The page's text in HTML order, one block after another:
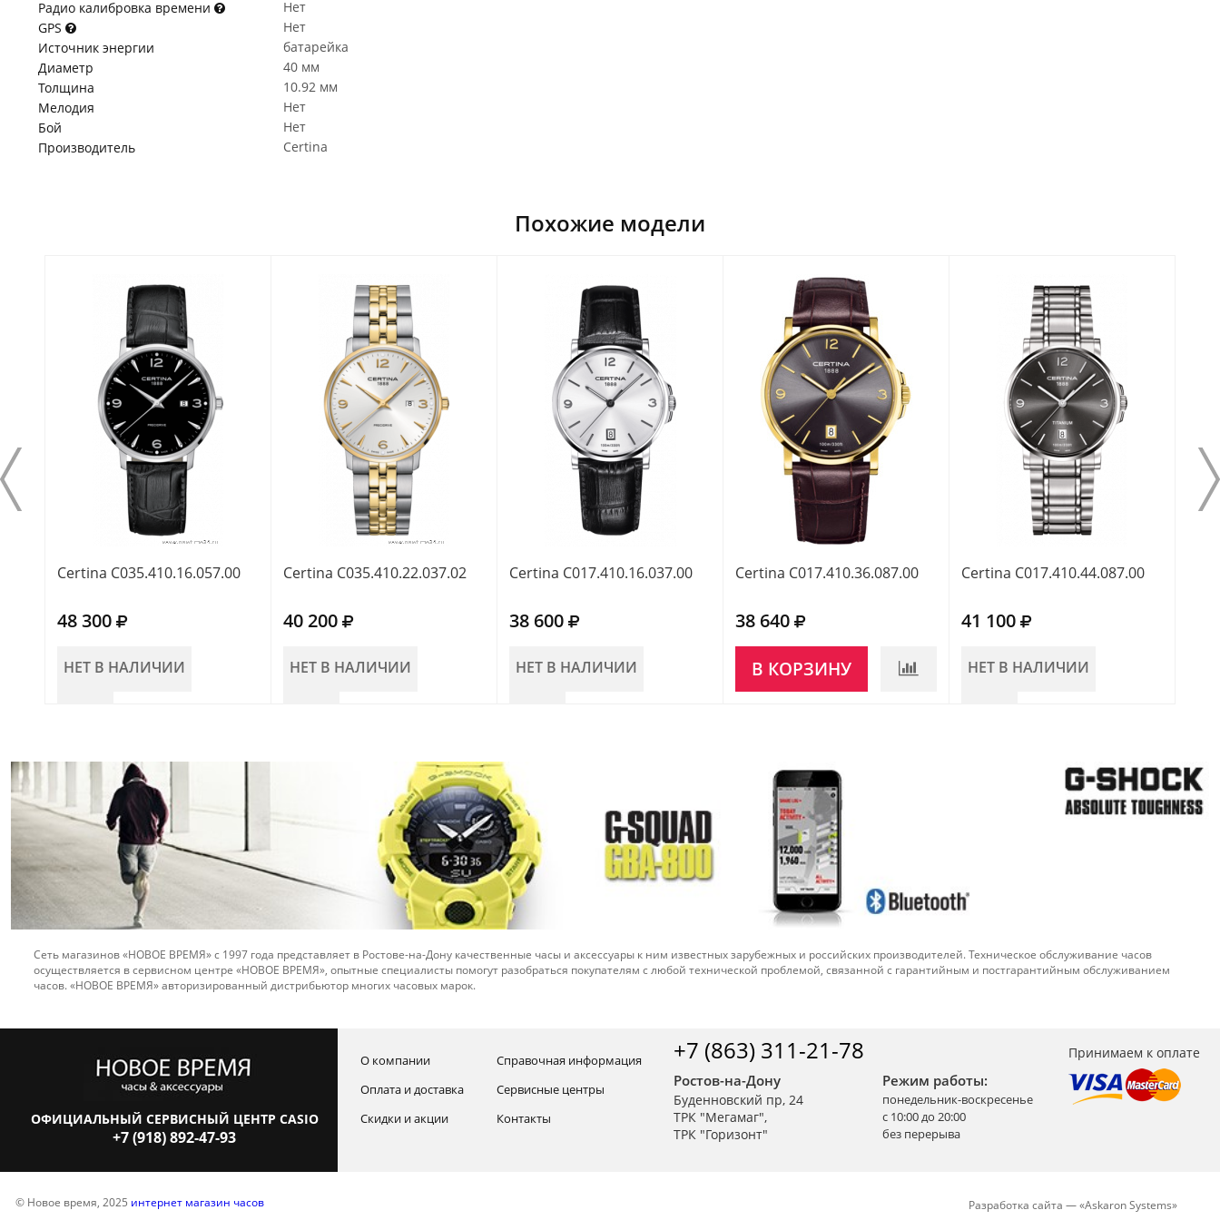
Радио калибровка времени
Нет
GPS
Нет
Источник энергии
батарейка
Диаметр
40 мм
Толщина
10.92 мм
Мелодия
Нет
Бой
Нет
Производитель
Certina
Похожие модели
Certina C035.410.16.057.00
48 300
НЕТ В НАЛИЧИИ
Certina C035.410.22.037.02
40 200
НЕТ В НАЛИЧИИ
Certina C017.410.16.037.00
38 600
НЕТ В НАЛИЧИИ
Certina C017.410.36.087.00
38 640
В КОРЗИНУ
Certina C017.410.44.087.00
41 100
НЕТ В НАЛИЧИИ
Сеть магазинов «НОВОЕ ВРЕМЯ» с 1997 года представляет в Ростове-на-Дону качественные часы и аксессуары к ним известных зарубежных и российских производителей. Техническое обслуживание часов
осуществляется в сервисном центре «НОВОЕ ВРЕМЯ», опытные специалисты помогут разобраться покупателям с любой технической проблемой, связанной с гарантийным и постгарантийным обслуживанием
часов. «НОВОЕ ВРЕМЯ» авторизированный дистрибьютор многих часовых марок.
ОФИЦИАЛЬНЫЙ СЕРВИСНЫЙ ЦЕНТР CASIO
+7 (918) 892-47-93
О компании
Оплата и доставка
Скидки и акции
Справочная информация
Сервисные центры
Контакты
+7 (863) 311-21-78
Режим работы:
понедельник-воскресенье
с 10:00 до 20:00
без перерыва
Ростов-на-Дону
Буденновский пр, 24
ТРК "Мегамаг",
ТРК "Горизонт"
Принимаем к оплате
© Новое время, 2025 интернет магазин часов Разработка сайта —«Askaron Systems»